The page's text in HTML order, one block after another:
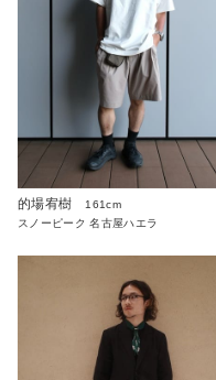
的場宥樹
161cm
スノーピーク 名古屋ハエラ